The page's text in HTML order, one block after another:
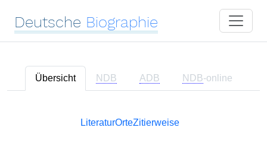
Deutsche Biographie
Übersicht NDB ADB NDB-online
LiteraturOrteZitierweise